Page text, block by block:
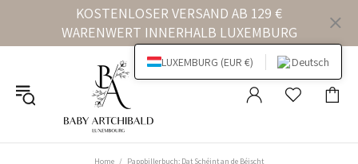
KOSTENLOSER VERSAND AB 129 €
WARENWERT INNERHALB LUXEMBURG
Home Pappbillerbuch: Dat Schéint an de Béischt
LUXEMBURG (EUR €) Deutsch